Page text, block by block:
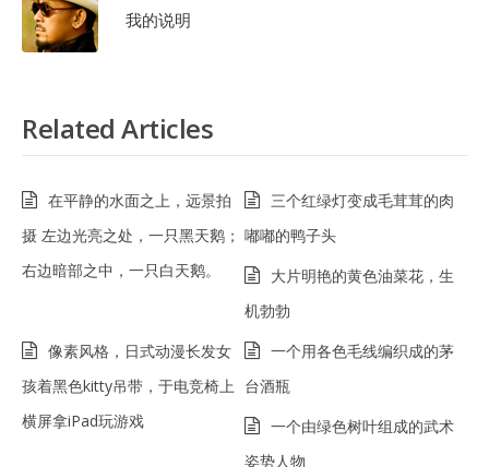
我的说明
Related Articles
在平静的水面之上，远景拍
摄 左边光亮之处，一只黑天鹅；
右边暗部之中，一只白天鹅。
三个红绿灯变成毛茸茸的肉
嘟嘟的鸭子头
大片明艳的黄色油菜花，生
机勃勃
像素风格，日式动漫长发女
孩着黑色kitty吊带，于电竞椅上
横屏拿iPad玩游戏
一个用各色毛线编织成的茅
台酒瓶
一个由绿色树叶组成的武术
姿势人物